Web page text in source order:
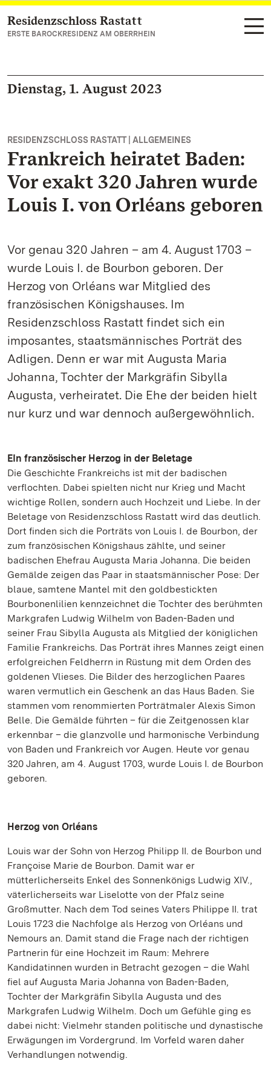
Zum Hauptinhalt springen
Residenzschloss Rastatt
ERSTE BAROCKRESIDENZ AM OBERRHEIN
Dienstag, 1. August 2023
RESIDENZSCHLOSS RASTATT | ALLGEMEINES
Frankreich heiratet Baden:
Vor exakt 320 Jahren wurde
Louis I. von Orléans geboren
Vor genau 320 Jahren – am 4. August 1703 –
wurde Louis I. de Bourbon geboren. Der
Herzog von Orléans war Mitglied des
französischen Königshauses. Im
Residenzschloss Rastatt findet sich ein
imposantes, staatsmännisches Porträt des
Adligen. Denn er war mit Augusta Maria
Johanna, Tochter der Markgräfin Sibylla
Augusta, verheiratet. Die Ehe der beiden hielt
nur kurz und war dennoch außergewöhnlich.
EIn französischer Herzog in der Beletage
Die Geschichte Frankreichs ist mit der badischen
verflochten. Dabei spielten nicht nur Krieg und Macht
wichtige Rollen, sondern auch Hochzeit und Liebe. In der
Beletage von Residenzschloss Rastatt wird das deutlich.
Dort finden sich die Porträts von Louis I. de Bourbon, der
zum französischen Königshaus zählte, und seiner
badischen Ehefrau Augusta Maria Johanna. Die beiden
Gemälde zeigen das Paar in staatsmännischer Pose: Der
blaue, samtene Mantel mit den goldbestickten
Bourbonenlilien kennzeichnet die Tochter des berühmten
Markgrafen Ludwig Wilhelm von Baden-Baden und
seiner Frau Sibylla Augusta als Mitglied der königlichen
Familie Frankreichs. Das Porträt ihres Mannes zeigt einen
erfolgreichen Feldherrn in Rüstung mit dem Orden des
goldenen Vlieses. Die Bilder des herzoglichen Paares
waren vermutlich ein Geschenk an das Haus Baden. Sie
stammen vom renommierten Porträtmaler Alexis Simon
Belle. Die Gemälde führten – für die Zeitgenossen klar
erkennbar – die glanzvolle und harmonische Verbindung
von Baden und Frankreich vor Augen. Heute vor genau
320 Jahren, am 4. August 1703, wurde Louis I. de Bourbon
geboren.
Herzog von Orléans
Louis war der Sohn von Herzog Philipp II. de Bourbon und
Françoise Marie de Bourbon. Damit war er
mütterlicherseits Enkel des Sonnenkönigs Ludwig XIV.,
väterlicherseits war Liselotte von der Pfalz seine
Großmutter. Nach dem Tod seines Vaters Philippe II. trat
Louis 1723 die Nachfolge als Herzog von Orléans und
Nemours an. Damit stand die Frage nach der richtigen
Partnerin für eine Hochzeit im Raum: Mehrere
Kandidatinnen wurden in Betracht gezogen – die Wahl
fiel auf Augusta Maria Johanna von Baden-Baden,
Tochter der Markgräfin Sibylla Augusta und des
Markgrafen Ludwig Wilhelm. Doch um Gefühle ging es
dabei nicht: Vielmehr standen politische und dynastische
Erwägungen im Vordergrund. Im Vorfeld waren daher
Verhandlungen notwendig.